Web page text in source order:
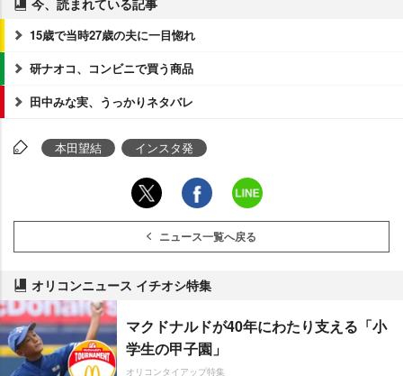
今、読まれている記事
15歳で当時27歳の夫に一目惚れ
研ナオコ、コンビニで買う商品
田中みな実、うっかりネタバレ
本田望結 インスタ発
ニュース一覧へ戻る
オリコンニュース イチオシ特集
マクドナルドが40年にわたり支える「小
学生の甲子園」
オリコンタイアップ特集